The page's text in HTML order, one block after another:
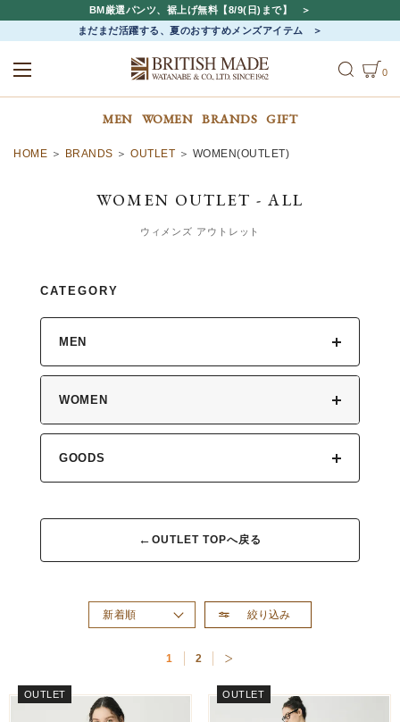
BM厳選パンツ、裾上げ無料【8/9(日)まで】
まだまだ活躍する、夏のおすすめメンズアイテム
0
MEN WOMEN BRANDS GIFT
HOME BRANDS OUTLET WOMEN(OUTLET)
WOMEN OUTLET - ALL
ウィメンズ アウトレット
CATEGORY
MEN
WOMEN
GOODS
←OUTLET TOPへ戻る
絞り込み
新着順
価格が高い順1 2
OUTLET OUTLET